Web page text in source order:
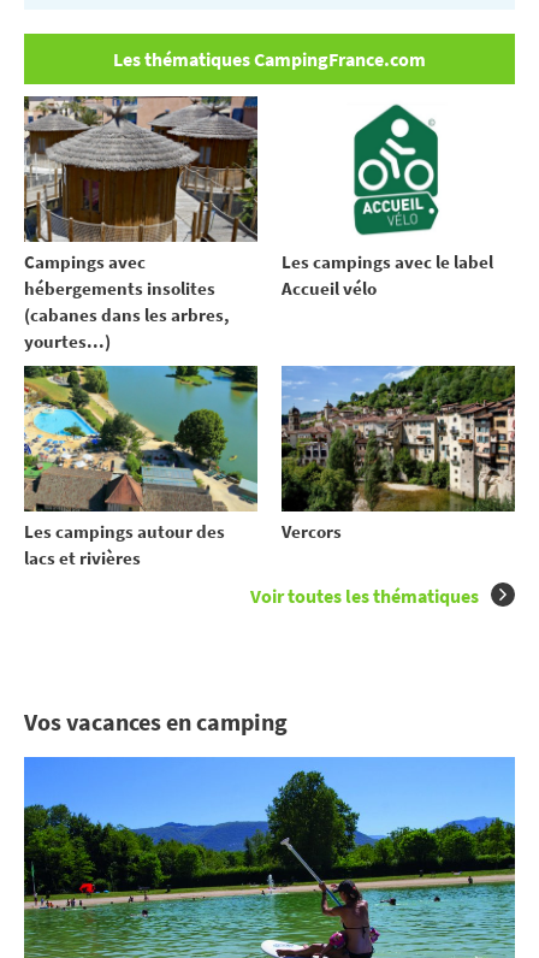
Les thématiques CampingFrance.com
Campings avec
hébergements insolites
(cabanes dans les arbres,
yourtes...)
Les campings avec le label
Accueil vélo
Les campings autour des
lacs et rivières
Vercors
Voir toutes les thématiques
Vos vacances en camping